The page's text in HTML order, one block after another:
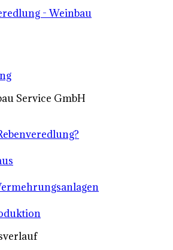
- Weinbau
Service GmbH